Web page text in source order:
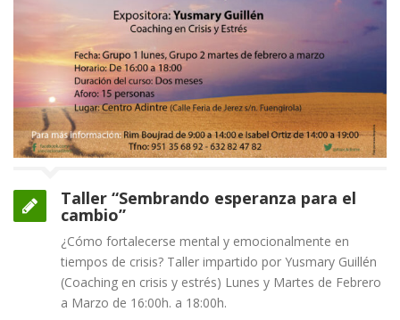
Taller “Sembrando esperanza para el
cambio”
¿Cómo fortalecerse mental y emocionalmente en
tiempos de crisis? Taller impartido por Yusmary Guillén
(Coaching en crisis y estrés) Lunes y Martes de Febrero
a Marzo de 16:00h. a 18:00h.